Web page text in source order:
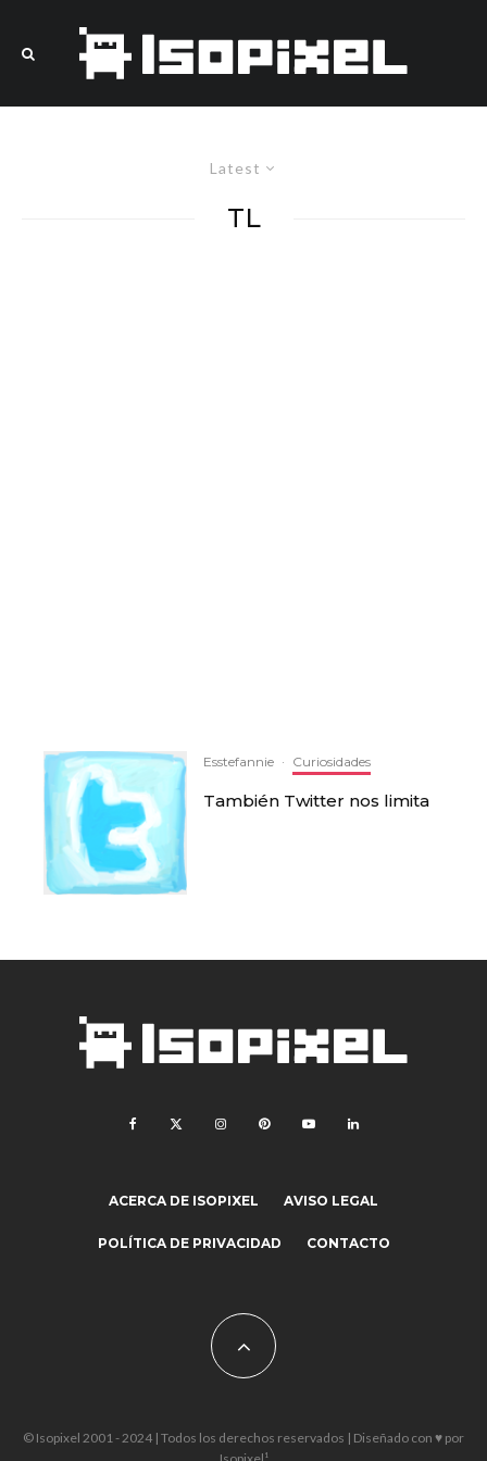
Latest
TL
Esstefannie · Curiosidades
También Twitter nos limita
ACERCA DE ISOPIXEL AVISO LEGAL
POLÍTICA DE PRIVACIDAD CONTACTO
© Isopixel 2001 - 2024 | Todos los derechos reservados | Diseñado con ♥ por